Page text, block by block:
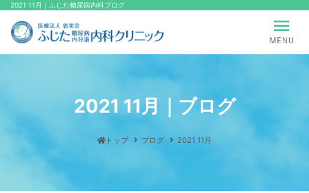
2021 11月｜ふじた糖尿病内科ブログ
2021 11月｜ブログ
トップ ブログ 2021 11月